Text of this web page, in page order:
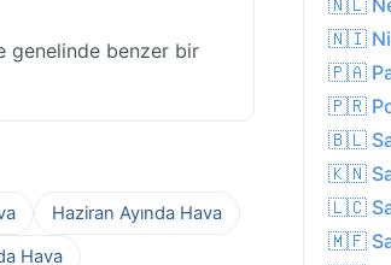
genelinde benzer bir
Haziran Ayında Hava
Hava
🇳🇱
🇳🇮
🇵🇦
🇵🇷
🇧🇱
🇰🇳
🇱🇨
🇲🇫